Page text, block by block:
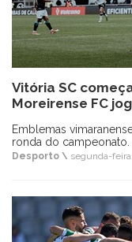
Vitória SC
Moreirense FC
Emblemas
ronda do campeonato.
Desporto \ segunda-